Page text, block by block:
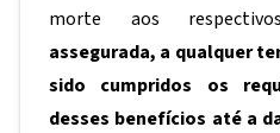
morte aos
assegurada, a qualquer
sido cumpridos os
desses benefícios até a